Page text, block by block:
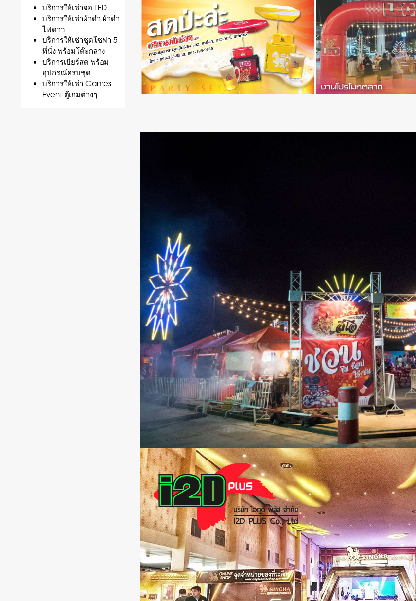
บริการให้เช่าจอ LED
บริการให้เช่าผ้าดำ ผ้าดำ
ไฟดาว
บริการให้เช่าชุดโซฟา 5
ที่นั่ง พร้อมโต๊ะกลาง
บริการเบียร์สด พร้อม
อุปกรณ์ครบชุด
บริการให้เช่า Games
Event ตู้เกมต่างๆ